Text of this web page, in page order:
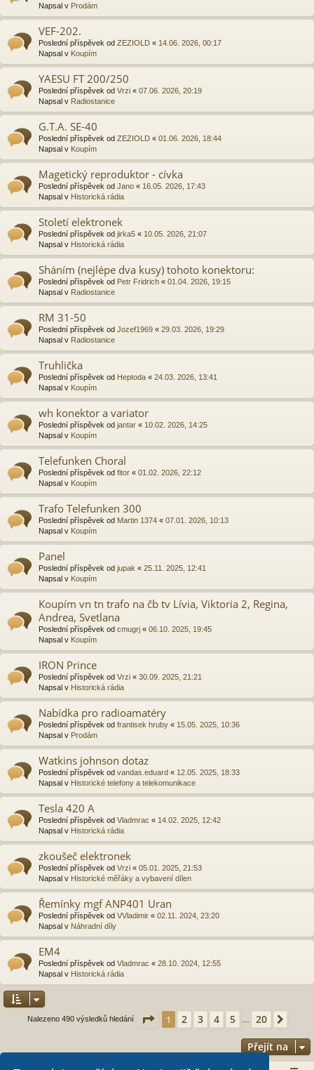
Napsal v Prodám
VEF-202.
Poslední příspěvek od ZEZIOLD « 14.06. 2026, 00:17
Napsal v Koupím
YAESU FT 200/250
Poslední příspěvek od Vrzi « 07.06. 2026, 20:19
Napsal v Radiostanice
G.T.A. SE-40
Poslední příspěvek od ZEZIOLD « 01.06. 2026, 18:44
Napsal v Koupím
Magetický reproduktor - cívka
Poslední příspěvek od Jano « 16.05. 2026, 17:43
Napsal v Historická rádia
Století elektronek
Poslední příspěvek od jirka5 « 10.05. 2026, 21:07
Napsal v Historická rádia
Sháním (nejlépe dva kusy) tohoto konektoru:
Poslední příspěvek od Petr Fridrich « 01.04. 2026, 19:15
Napsal v Radiostanice
RM 31-50
Poslední příspěvek od Jozef1969 « 29.03. 2026, 19:29
Napsal v Radiostanice
Truhlička
Poslední příspěvek od Heptoda « 24.03. 2026, 13:41
Napsal v Koupím
wh konektor a variator
Poslední příspěvek od jantar « 10.02. 2026, 14:25
Napsal v Koupím
Telefunken Choral
Poslední příspěvek od fitor « 01.02. 2026, 22:12
Napsal v Koupím
Trafo Telefunken 300
Poslední příspěvek od Martin 1374 « 07.01. 2026, 10:13
Napsal v Koupím
Panel
Poslední příspěvek od jupak « 25.11. 2025, 12:41
Napsal v Koupím
Koupím vn tn trafo na čb tv Lívia, Viktoria 2, Regina,
Andrea, Svetlana
Poslední příspěvek od cmugrj « 06.10. 2025, 19:45
Napsal v Koupím
IRON Prince
Poslední příspěvek od Vrzi « 30.09. 2025, 21:21
Napsal v Historická rádia
Nabídka pro radioamatéry
Poslední příspěvek od frantisek hruby « 15.05. 2025, 10:36
Napsal v Prodám
Watkins johnson dotaz
Poslední příspěvek od vandas.eduard « 12.05. 2025, 18:33
Napsal v Historické telefony a telekomunikace
Tesla 420 A
Poslední příspěvek od Vladmrac « 14.02. 2025, 12:42
Napsal v Historická rádia
zkoušeč elektronek
Poslední příspěvek od Vrzi « 05.01. 2025, 21:53
Napsal v Historické měřáky a vybavení dílen
Řemínky mgf ANP401 Uran
Poslední příspěvek od VVladimir « 02.11. 2024, 23:20
Napsal v Náhradní díly
EM4
Poslední příspěvek od Vladmrac « 28.10. 2024, 12:55
Napsal v Historická rádia
Nalezeno 490 výsledků hledání Stránka 1z 20
1 2 3 4 5 20
Přejít na